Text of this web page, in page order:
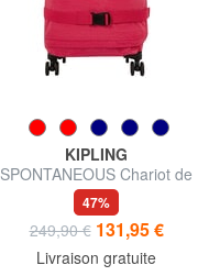
KIPLING
SPONTANEOUS Chariot de
taille moyenne
47%
249,90 € 131,95 €
Livraison gratuite